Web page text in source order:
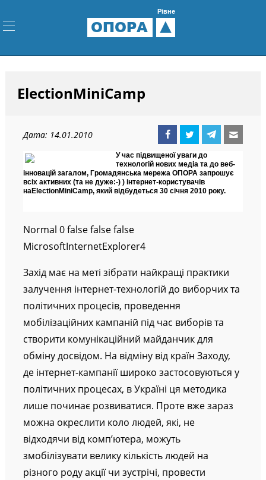
ОПОРА
Рівне
ElectionMiniCamp
Дата: 14.01.2010
У час підвищеної уваги до
технологій нових медіа та до веб-
інновацій загалом, Громадянська мережа ОПОРА запрошує
всіх активних (та не дуже:-) ) інтернет-користувачів
наElectionMiniCamp, який відбудеться 30 січня 2010 року.
Normal 0 false false false
MicrosoftInternetExplorer4
Захід має на меті зібрати найкращі практики
залучення інтернет-технологій до виборчих та
політичних процесів, проведення
мобілізаційних кампаній під час виборів та
створити комунікаційний майданчик для
обміну досвідом. На відміну від країн Заходу,
де інтернет-кампанії широко застосовуються у
політичних процесах, в Україні ця методика
лише починає розвиватися. Проте вже зараз
можна окреслити коло людей, які, не
відходячи від комп’ютера, можуть
змобілізувати велику кількість людей на
різного роду акції чи зустрічі, провести